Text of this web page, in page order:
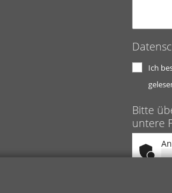
Ich
Bitte
untere